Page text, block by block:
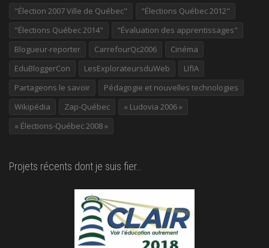
"Élection 2007 Ville de Québec"
"Élections Québec 2012"
"Élections Québec 2014"
"Évaluation des apprentissages"
Blogueur-reporter
CarrefourQc2006
Cinéma
EduBloggerCon
LesExplorateursduWeb
LIfIA
Partageons le savoir
Pédagogie et nouvelles technologies
Wikipédia
Zap-Québec
« Ludovia 2006 »
« Élections-Québec 2008 »
Projets récents dont je suis fier…